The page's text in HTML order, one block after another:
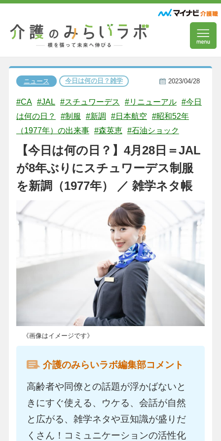
ニュース 今日は何の日？雑学 2023/04/28
#CA #JAL #スチュワーデス #リニューアル #今日
は何の日？
#制服 #新調 #日本航空
#昭和52年
（1977年）の出来事 #森英恵 #石油ショック
【今日は何の日？】4月28日＝JAL
が8年ぶりにスチュワーデス制服
を新調（1977年） ／ 雑学ネタ帳
《画像はイメージです》
介護のみらいラボ編集部コメント
高齢者や同僚との話題が浮かばないと
きにすぐ使える、ウケる、会話が自然
と広がる、雑学ネタや豆知識が盛りだ
くさん！コミュニケーションの活性化